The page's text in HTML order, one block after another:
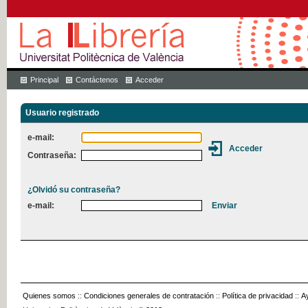
Principal Contáctenos Acceder
Usuario registrado
e-mail:
Contraseña:
¿Olvidó su contraseña?
e-mail:
Quienes somos :: Condiciones generales de contratación :: Política de privacidad ::